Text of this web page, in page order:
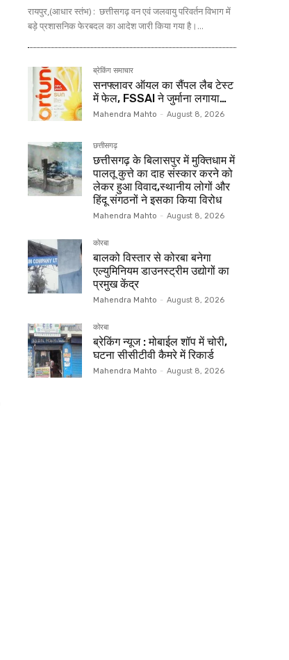
रायपुर,(आधार स्तंभ) : छत्तीसगढ़ वन एवं जलवायु परिवर्तन विभाग में
बड़े प्रशासनिक फेरबदल का आदेश जारी किया गया है।...
ब्रेकिंग समाचार
सनफ्लावर ऑयल का सैंपल लैब टेस्ट
में फेल, FSSAI ने जुर्माना लगाया…
Mahendra Mahto - August 8, 2026
छत्तीसगढ़
छत्तीसगढ़ के बिलासपुर में मुक्तिधाम में
पालतू कुत्ते का दाह संस्कार करने को
लेकर हुआ विवाद,स्थानीय लोगों और
हिंदू संगठनों ने इसका किया विरोध
Mahendra Mahto - August 8, 2026
कोरबा
बालको विस्तार से कोरबा बनेगा
एल्युमिनियम डाउनस्ट्रीम उद्योगों का
प्रमुख केंद्र
Mahendra Mahto - August 8, 2026
कोरबा
ब्रेकिंग न्यूज : मोबाईल शॉप में चोरी,
घटना सीसीटीवी कैमरे में रिकार्ड
Mahendra Mahto - August 8, 2026